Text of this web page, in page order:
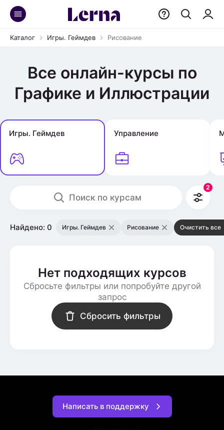
Каталог Игры. Геймдев Рисование
Все онлайн-курсы по
Графике и Иллюстрации
Игры. Геймдев Управление
Поиск по курсам
2
Найдено: 0 Игры. Геймдев Рисование Очистить все
Нет подходящих курсов
Сбросьте фильтры или попробуйте другой
запрос
Сбросить фильтры
Написать в поддержку